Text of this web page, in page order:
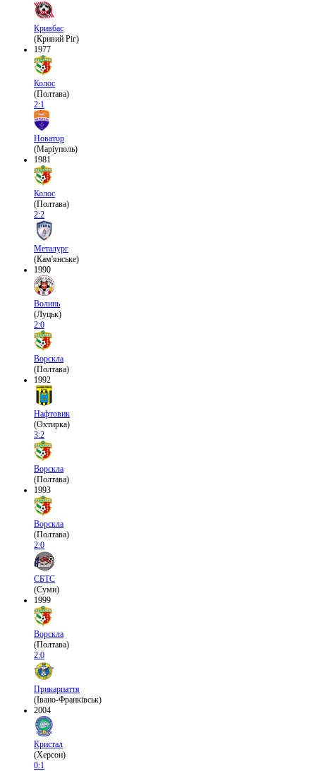
Кривбас
(Кривий Ріг)
1977
Колос
(Полтава)
2:1
Новатор
(Маріуполь)
1981
Колос
(Полтава)
2:2
Металург
(Кам'янське)
1990
Волинь
(Луцьк)
2:0
Ворскла
(Полтава)
1992
Нафтовик
(Охтирка)
3:2
Ворскла
(Полтава)
1993
Ворскла
(Полтава)
2:0
СБТС
(Суми)
1999
Ворскла
(Полтава)
2:0
Прикарпаття
(Івано-Франківськ)
2004
Кристал
(Херсон)
0:1